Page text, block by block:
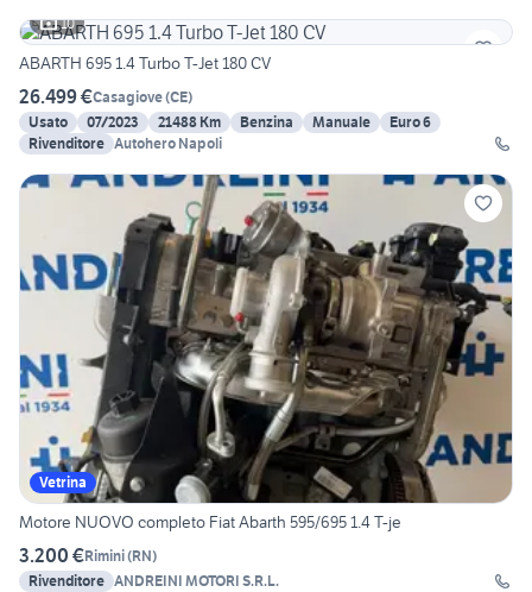
10
ABARTH 695 1.4 Turbo T-Jet 180 CV
26.499 €Casagiove(CE)
Usato
07/2023 21488 Km Benzina Manuale
Euro 6
Rivenditore Autohero Napoli
Vetrina
Motore NUOVO completo Fiat Abarth 595/695 1.4 T-je
3.200 €Rimini(RN)
Rivenditore ANDREINI MOTORI S.R.L.